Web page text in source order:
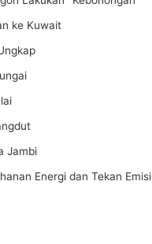
ke Kuwait
Jambi
Energi dan Tekan Emisi